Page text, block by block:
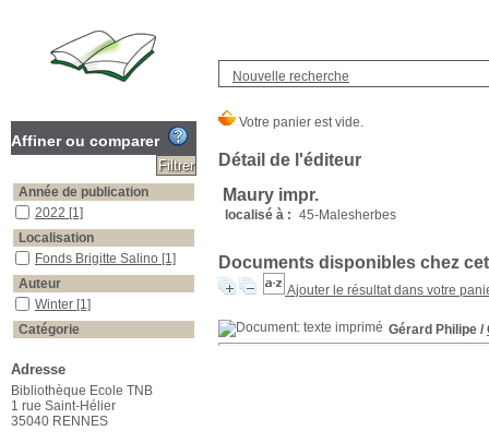
Nouvelle recherche
Détail de l'éditeur
Maury impr.
localisé à : 45-Malesherbes
Documents disponibles chez
Ajouter le résultat dans votre
Gérard Philipe /
Affiner ou comparer
Année de publication
2022 [1]
Localisation
Fonds Brigitte Salino [1]
Auteur
Winter [1]
Catégorie
Section
Théâtre : ouvrages
théoriques[1]
Adresse
Bibliothèque Ecole TNB
1 rue Saint-Hélier
35040 RENNES